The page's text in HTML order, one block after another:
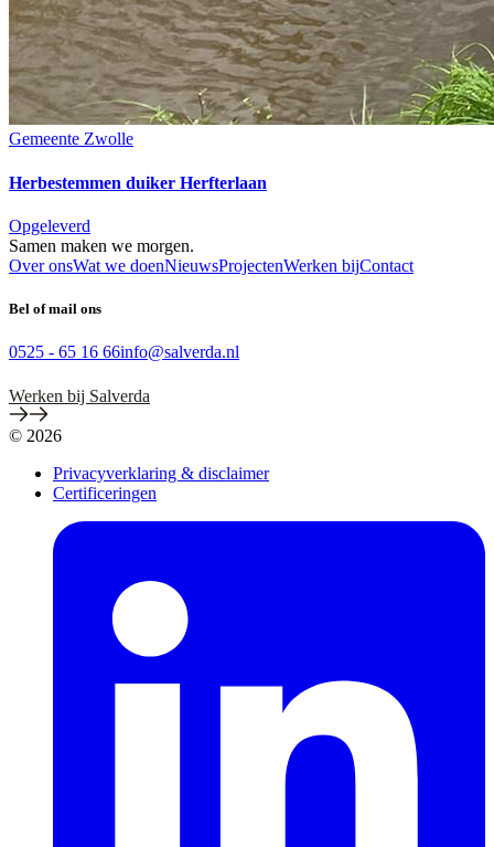
Gemeente Zwolle
Herbestemmen duiker Herfterlaan
Opgeleverd
Samen maken we morgen.
Over onsWat we doenNieuwsProjectenWerken bijContact
Bel of mail ons
0525 - 65 16 66info@salverda.nl
Werken bij Salverda
© 2026
Privacyverklaring & disclaimer
Certificeringen